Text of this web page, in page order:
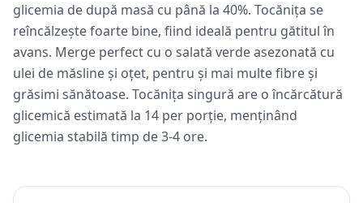
glicemia de după masă cu până la 40%. Tocănița se
reîncălzește foarte bine, fiind ideală pentru gătitul în
avans. Merge perfect cu o salată verde asezonată cu
ulei de măsline și oțet, pentru și mai multe fibre și
grăsimi sănătoase. Tocănița singură are o încărcătură
glicemică estimată la 14 per porție, menținând
glicemia stabilă timp de 3-4 ore.